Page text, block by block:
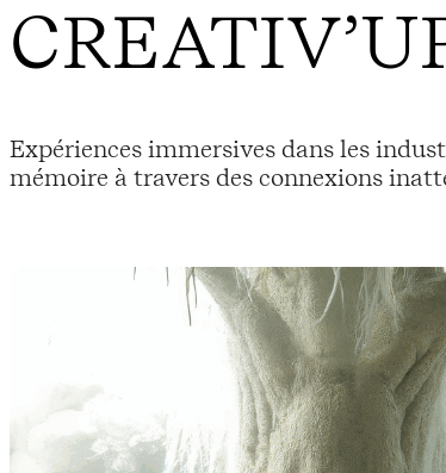
Expériences immersives dans les
mémoire à travers des connexions